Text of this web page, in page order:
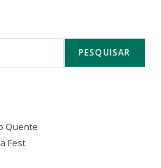
PESQUISAR
Quente
Fest